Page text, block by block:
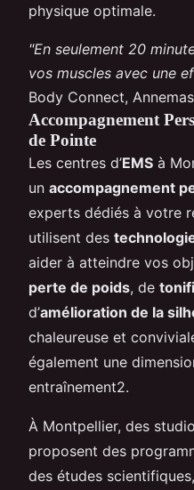
physique optimale.
"En seulement 20
vos muscles avec une
Body Connect,
Accompagnement
de Pointe
Les centres d’EMS à
un accompagnement
experts dédiés à votre
utilisent des
aider à atteindre vos
perte de poids, de
d’amélioration de la
chaleureuse et
également une
entraînement2.
À Montpellier, des
proposent des
des études